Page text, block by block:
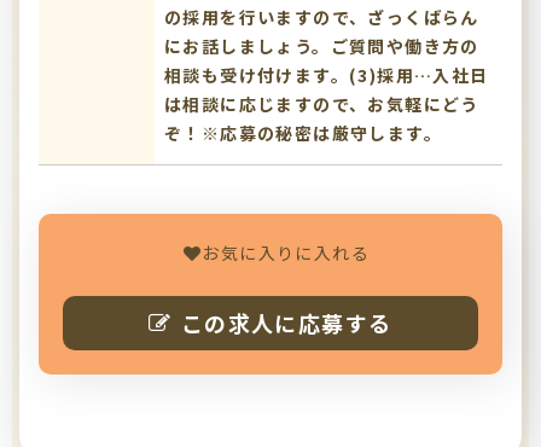
の採用を行いますので、ざっくばらん
にお話しましょう。ご質問や働き方の
相談も受け付けます。(3)採用…入社日
は相談に応じますので、お気軽にどう
ぞ！※応募の秘密は厳守します。
お気に入りに入れる
この求人に応募する